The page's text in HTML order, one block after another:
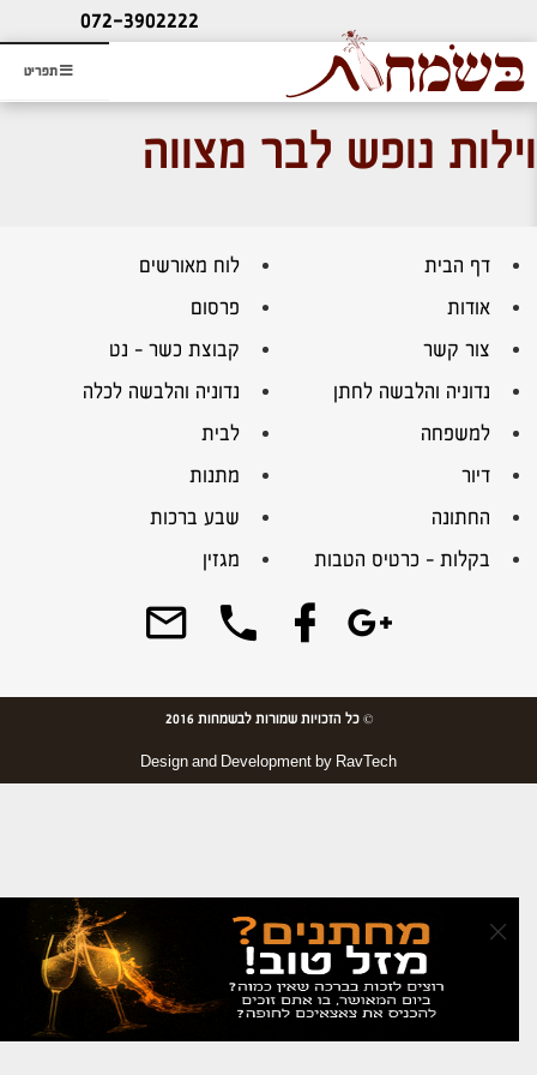
תפריט
ליעוץ חינם
והזמנת כרטיס שמחות
072-3902222
וילות נופש לבר מצווה
דף הבית
לוח מאורשים
אודות
פרסום
צור קשר
קבוצת כשר – נט
נדוניה והלבשה לחתן
נדוניה והלבשה לכלה
למשפחה
לבית
דיור
מתנות
החתונה
שבע ברכות
בקלות – כרטיס הטבות
מגזין
×
© כל הזכויות שמורות לבשמחות 2016
Design and Development by RavTech